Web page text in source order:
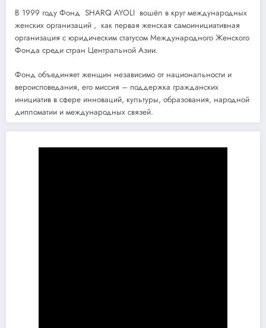
В 1999 году Фонд SHARQ AYOLI вошёл в круг международных
женских организаций , как первая женская самоинициативная
организация с юридическим статусом Международного Женского
Фонда среди стран Центральной Азии.
Фонд объединяет женщин независимо от национальности и
вероисповедания, его миссия – поддержка гражданских
инициатив в сфере инноваций, культуры, образования, народной
дипломатии и международных связей.